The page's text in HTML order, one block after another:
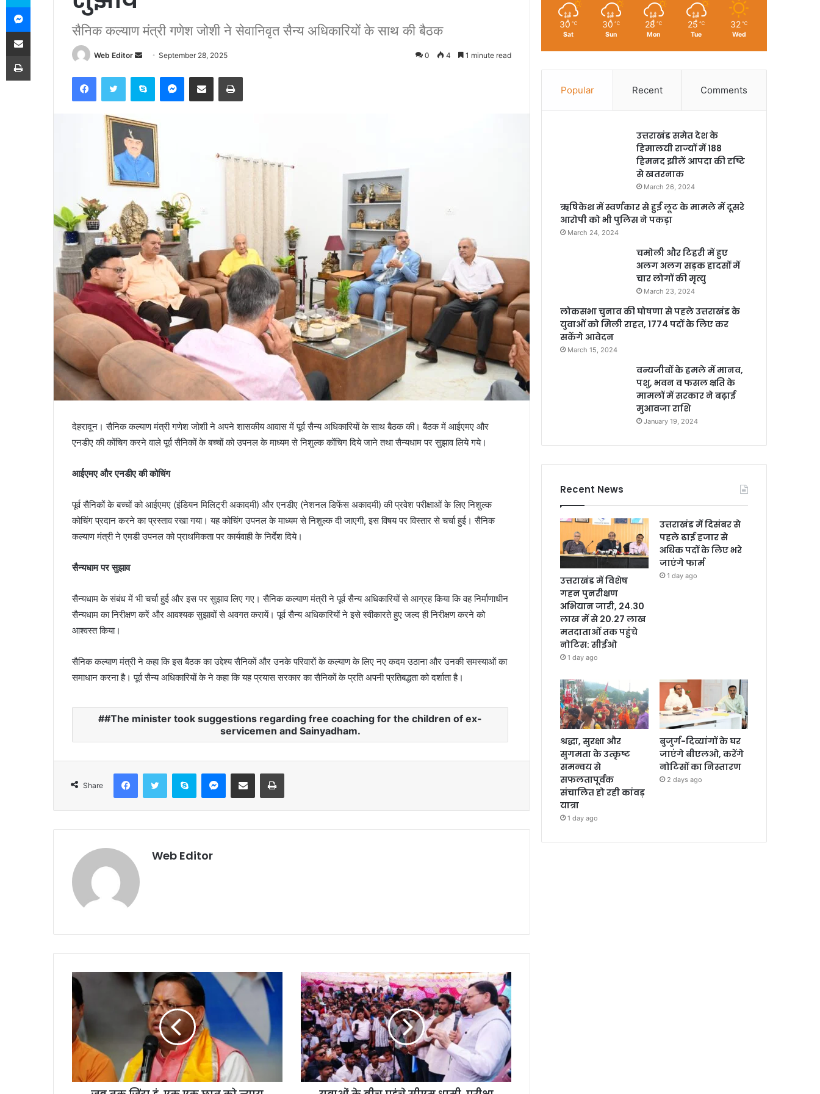
सैनिक कल्याण मंत्री गणेश जोशी ने सेवानिवृत सैन्य अधिकारियों के साथ की बैठक
Web Editor
n
d
n
e
m
i
September 28, 2025 0 4 1 minute read
देहरादून। सैनिक कल्याण मंत्री गणेश जोशी ने अपने शासकीय आवास में पूर्व सैन्य अधिकारियों के साथ बैठक की। बैठक में आईएमए और
एनडीए की कोंचिग करने वाले पूर्व सैनिकों के बच्चों को उपनल के माध्यम से निशुल्क कोंचिग दिये जाने तथा सैन्यधाम पर सुझाव लिये गये।
आईएमए और एनडीए की कोचिंग
पूर्व सैनिकों के बच्चों को आईएमए (इंडियन मिलिट्री अकादमी) और एनडीए (नेशनल डिफेंस अकादमी) की प्रवेश परीक्षाओं के लिए निशुल्क
कोचिंग प्रदान करने का प्रस्ताव रखा गया। यह कोचिंग उपनल के माध्यम से निशुल्क दी जाएगी, इस विषय पर विस्तार से चर्चा हुई। सैनिक
कल्याण मंत्री ने एमडी उपनल को प्राथमिकता पर कार्यवाही के निर्देश दिये।
सैन्यधाम पर सुझाव
सैन्यधाम के संबंध में भी चर्चा हुई और इस पर सुझाव लिए गए। सैनिक कल्याण मंत्री ने पूर्व सैन्य अधिकारियों से आग्रह किया कि वह निर्माणाधीन
सैन्यधाम का निरीक्षण करें और आवश्यक सुझावों से अवगत करायें। पूर्व सैन्य अधिकारियों ने इसे स्वीकारते हुए जल्द ही निरीक्षण करने को
आश्वस्त किया।
सैनिक कल्याण मंत्री ने कहा कि इस बैठक का उद्देश्य सैनिकों और उनके परिवारों के कल्याण के लिए नए कदम उठाना और उनकी समस्याओं का
समाधान करना है। पूर्व सैन्य अधिकारियों के ने कहा कि यह प्रयास सरकार का सैनिकों के प्रति अपनी प्रतिबद्धता को दर्शाता है।
#The minister took suggestions regarding free coaching for the children of ex-
servicemen and Sainyadham.
Share
Web Editor
30 ℃
Sat
30 ℃
Sun
28 ℃
Mon
25 ℃
Tue
32 ℃
Wed
Popular Recent Comments
उत्तराखंड समेत देश के
हिमालयी राज्यों में 188
हिमनद झीलें आपदा की दृष्टि
से खतरनाक
March 26, 2024
ऋषिकेश में स्वर्णकार से हुई लूट के मामले में दूसरे
आरोपी को भी पुलिस ने पकड़ा
March 24, 2024
चमोली और टिहरी में हुए
अलग अलग सड़क हादसों में
चार लोगों की मृत्यु
March 23, 2024
लोकसभा चुनाव की घोषणा से पहले उत्तराखंड के
युवाओं को मिली राहत, 1774 पदों के लिए कर
सकेंगे आवेदन
March 15, 2024
वन्यजीवों के हमले में मानव,
पशु, भवन व फसल क्षति के
मामलों में सरकार ने बढ़ाई
मुआवजा राशि
January 19, 2024
Recent News
उत्तराखंड में विशेष
गहन पुनरीक्षण
अभियान जारी, 24.30
लाख में से 20.27 लाख
मतदाताओं तक पहुंचे
नोटिस: सीईओ
1 day ago
उत्तराखंड में दिसंबर से
पहले ढाई हजार से
अधिक पदों के लिए भरे
जाएंगे फार्म
1 day ago
श्रद्धा, सुरक्षा और
सुगमता के उत्कृष्ट
समन्वय से
सफलतापूर्वक
संचालित हो रही कांवड़
यात्रा
1 day ago
बुजुर्ग-दिव्यांगों के घर
जाएंगे बीएलओ, करेंगे
नोटिसों का निस्तारण
2 days ago